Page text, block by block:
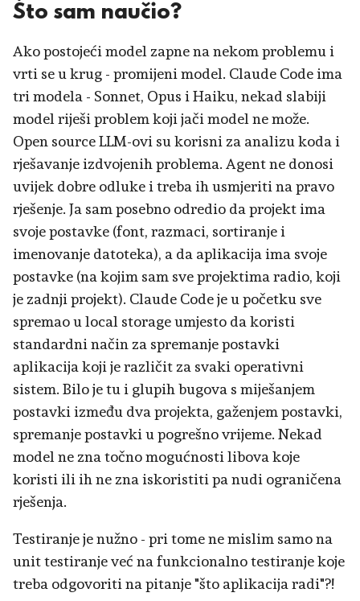
Što sam naučio?
Ako postojeći model zapne na nekom problemu i
vrti se u krug - promijeni model. Claude Code ima
tri modela - Sonnet, Opus i Haiku, nekad slabiji
model riješi problem koji jači model ne može.
Open source LLM-ovi su korisni za analizu koda i
rješavanje izdvojenih problema. Agent ne donosi
uvijek dobre odluke i treba ih usmjeriti na pravo
rješenje. Ja sam posebno odredio da projekt ima
svoje postavke (font, razmaci, sortiranje i
imenovanje datoteka), a da aplikacija ima svoje
postavke (na kojim sam sve projektima radio, koji
je zadnji projekt). Claude Code je u početku sve
spremao u local storage umjesto da koristi
standardni način za spremanje postavki
aplikacija koji je različit za svaki operativni
sistem. Bilo je tu i glupih bugova s miješanjem
postavki između dva projekta, gaženjem postavki,
spremanje postavki u pogrešno vrijeme. Nekad
model ne zna točno mogućnosti libova koje
koristi ili ih ne zna iskoristiti pa nudi ograničena
rješenja.
Testiranje je nužno - pri tome ne mislim samo na
unit testiranje već na funkcionalno testiranje koje
treba odgovoriti na pitanje "što aplikacija radi"?!